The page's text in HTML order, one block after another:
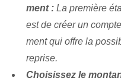
ment : La première
est de créer un
ment qui offre la
reprise.
Choisissez le